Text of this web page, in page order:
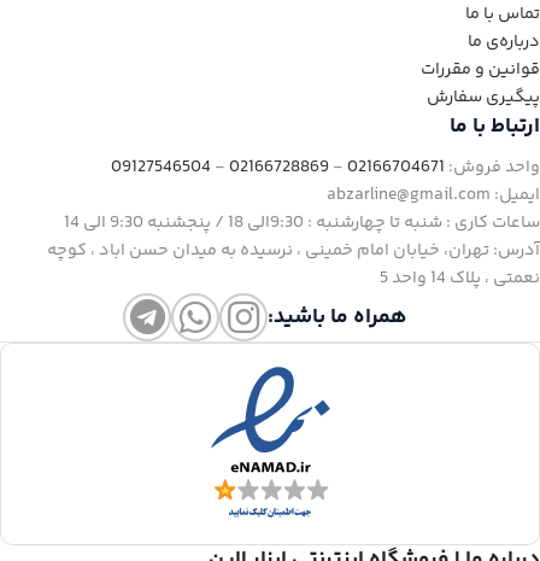
تماس با ما
درباره‌ی ما
قوانین و مقررات
پیگیری سفارش
ارتباط با ما
واحد فروش: 02166704671
-
02166728869
-
09127546504
ایمیل: abzarline@gmail.com
ساعات کاری : شنبه تا چهارشنبه : 9:30الی 18 / پنجشنبه 9:30 الی 14
آدرس: تهران، خیابان امام خمینی ، نرسیده به میدان حسن اباد ، کوچه
نعمتی ، پلاک 14 واحد 5
همراه ما باشید: